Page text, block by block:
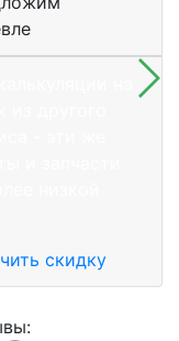
скидку